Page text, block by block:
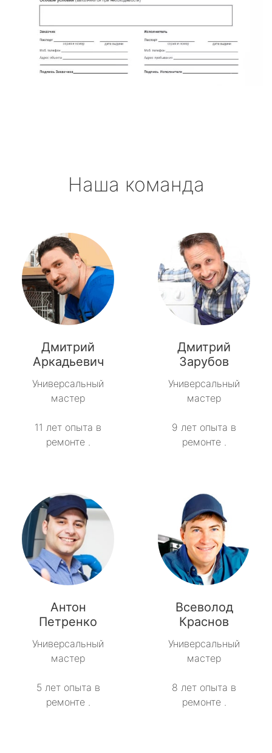
Наша команда
Дмитрий
Аркадьевич
Универсальный
мастер
11 лет опыта в
ремонте .
Дмитрий
Зарубов
Универсальный
мастер
9 лет опыта в
ремонте .
Антон
Петренко
Универсальный
мастер
5 лет опыта в
ремонте .
Всеволод
Краснов
Универсальный
мастер
8 лет опыта в
ремонте .